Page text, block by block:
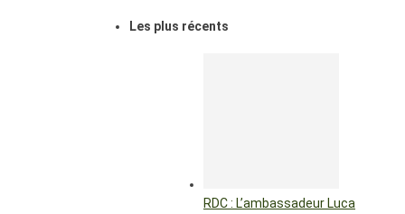
Les plus récents
RDC : L’ambassadeur Luca